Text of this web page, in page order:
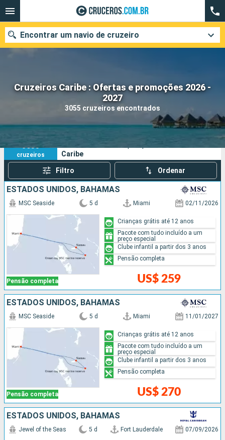
Cruzeiros Caribe : Ofertas e promoções 2026 -
2027
3055 cruzeiros encontrados
Encontrar um navio de cruzeiro
Quando ir?
Data de partida
Cidades
Pesquisar
3055
cruzeiros
Caribe
Filtro Ordenar
ESTADOS UNIDOS, BAHAMAS
Pensão completa
MSC Seaside 5 d Miami 02/11/2026
US$ 259
Crianças grátis até 12 anos
Pacote com tudo incluído a um
preço especial
Clube infantil a partir dos 3 anos
Pensão completa
ESTADOS UNIDOS, BAHAMAS
Pensão completa
MSC Seaside 5 d Miami 11/01/2027
US$ 270
Crianças grátis até 12 anos
Pacote com tudo incluído a um
preço especial
Clube infantil a partir dos 3 anos
Pensão completa
ESTADOS UNIDOS, BAHAMAS
Jewel of the Seas 5 d Fort Lauderdale 07/09/2026